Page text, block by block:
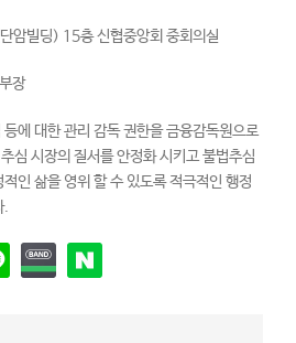
암빌딩) 15층 신협중앙회 중회의실
장
에 대한 관리 감독 권한을 금융감독원으로
심 시장의 질서를 안정화 시키고 불법추심
인 삶을 영위 할 수 있도록 적극적인 행정
.